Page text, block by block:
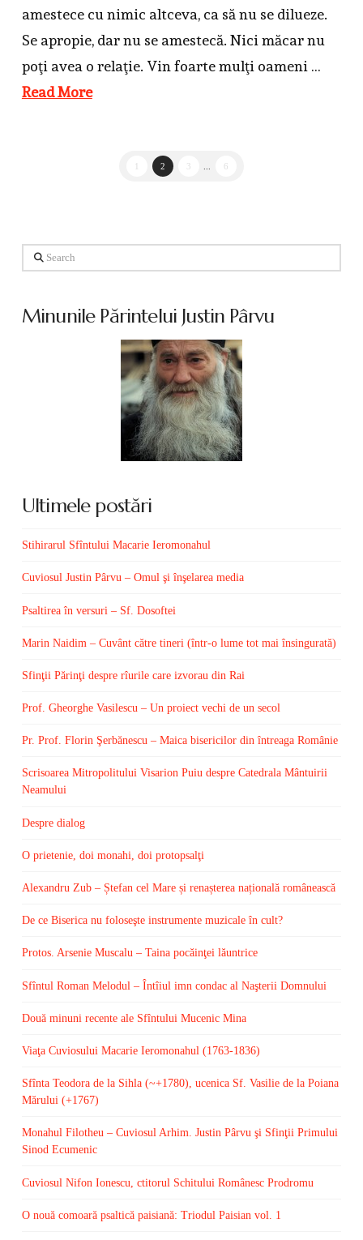
amestece cu nimic altceva, ca să nu se dilueze.
Se apropie, dar nu se amestecă. Nici măcar nu
poţi avea o relaţie. Vin foarte mulţi oameni …
Read More
1 2 3 6
Search
Minunile Părintelui Justin Pârvu
Ultimele postări
Stihirarul Sfîntului Macarie Ieromonahul
Cuviosul Justin Pârvu – Omul şi înşelarea media
Psaltirea în versuri – Sf. Dosoftei
Marin Naidim – Cuvânt către tineri (într-o lume tot mai însingurată)
Sfinţii Părinţi despre rîurile care izvorau din Rai
Prof. Gheorghe Vasilescu – Un proiect vechi de un secol
Pr. Prof. Florin Şerbănescu – Maica bisericilor din întreaga Românie
Scrisoarea Mitropolitului Visarion Puiu despre Catedrala Mântuirii
Neamului
Despre dialog
O prietenie, doi monahi, doi protopsalţi
Alexandru Zub – Ștefan cel Mare și renașterea națională românească
De ce Biserica nu foloseşte instrumente muzicale în cult?
Protos. Arsenie Muscalu – Taina pocăinţei lăuntrice
Sfîntul Roman Melodul – Întîiul imn condac al Naşterii Domnului
Două minuni recente ale Sfîntului Mucenic Mina
Viaţa Cuviosului Macarie Ieromonahul (1763-1836)
Sfînta Teodora de la Sihla (~+1780), ucenica Sf. Vasilie de la Poiana
Mărului (+1767)
Monahul Filotheu – Cuviosul Arhim. Justin Pârvu şi Sfinţii Primului
Sinod Ecumenic
Cuviosul Nifon Ionescu, ctitorul Schitului Românesc Prodromu
O nouă comoară psaltică paisiană: Triodul Paisian vol. 1